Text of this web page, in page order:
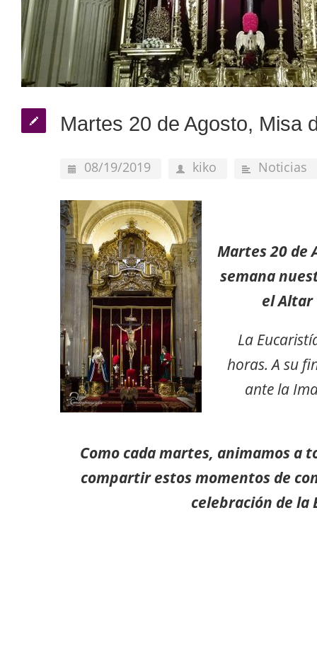
Martes 20 de Agosto, Misa
08/19/2019 kiko Noticias
Martes20 de
semana
el
La
horas. A su
ante la
Como cada martes, animamos a
compartir estos momentos de
celebración de la